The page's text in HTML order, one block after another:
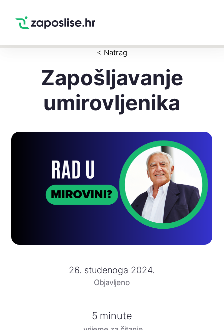
< Natrag
Zapošljavanje
umirovljenika
26. studenoga 2024.
Objavljeno
5 minute
Swipe Match Chat
Google Play